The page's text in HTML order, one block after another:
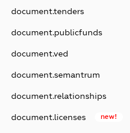
document.tenders
document.publicfunds
document.ved
document.semantrum
document.relationships
document.licenses new!